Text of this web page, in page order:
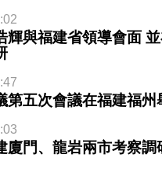
輝與福建省領導會面
第五次會議在福建福州
廈門、龍岩兩市考察調